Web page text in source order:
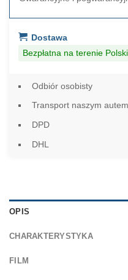
Dostawa
Bezpłatna na terenie Polski
Odbiór osobisty
Transport naszym autem
DPD
DHL
OPIS
CHARAKTERYSTYKA
FILM